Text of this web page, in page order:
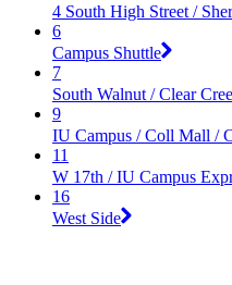
4 South High Street /
6
Campus Shuttle
7
South Walnut / Clear
9
IU Campus / Coll Mall /
11
W 17th / IU Campus
16
West Side